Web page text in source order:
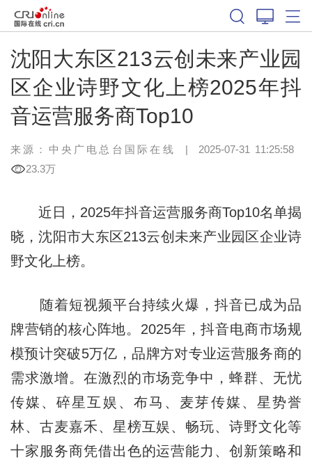
沈阳大东区213云创未来产业园
区企业诗野文化上榜2025年抖
音运营服务商Top10
来源：中央广电总台国际在线 | 2025-07-31 11:25:58
23.3万
近日，2025年抖音运营服务商Top10名单揭
晓，沈阳市大东区213云创未来产业园区企业诗
野文化上榜。
随着短视频平台持续火爆，抖音已成为品
牌营销的核心阵地。2025年，抖音电商市场规
模预计突破5万亿，品牌方对专业运营服务商的
需求激增。在激烈的市场竞争中，蜂群、无忧
传媒、碎星互娱、布马、麦芽传媒、星势誉
林、古麦嘉禾、星榜互娱、畅玩、诗野文化等
十家服务商凭借出色的运营能力、创新策略和